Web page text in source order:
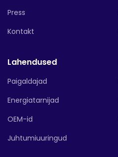
Press
Kontakt
Lahendused
Paigaldajad
Energiatarnijad
OEM-id
Juhtumiuuringud